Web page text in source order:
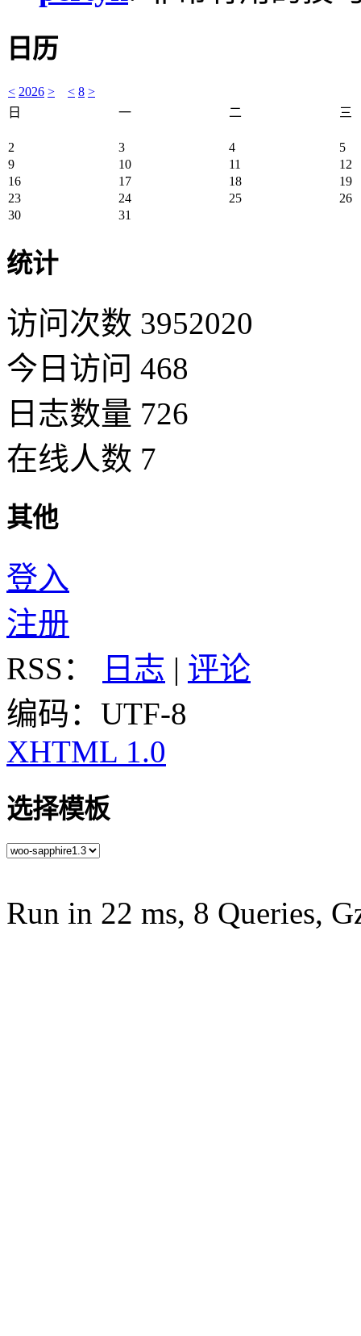
日历
< 2026 > < 8 >
日
一 二 三
2 3 4
5
9
10 11
12
16
17 18
19
23
24 25
26
30
31
统计
访问次数 3952020
今日访问 468
日志数量 726
在线人数 7
其他
登入
注册
RSS：
日志 | 评论
编码：UTF-8
XHTML 1.0
选择模板
Run in 22 ms, 8 Queries,